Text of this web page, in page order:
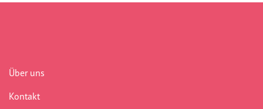
Über uns
Kontakt